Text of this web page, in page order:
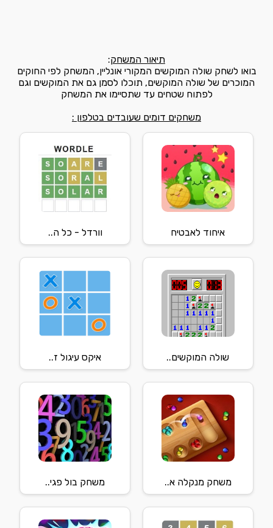
תיאור המשחק:
בואו לשחק שולה המוקשים המקורי אונליין, המשחק לפי החוקים
המוכרים של שולה המוקשים, תוכלו לסמן גם את המוקשים וגם
לפתוח שטחים עד שתסיימו את המשחק
משחקים דומים שעובדים בטלפון :
איחוד לאבטיח וורדל - כל ה..
שולה המוקשים.. איקס עיגול ז..
משחק מנקלה א.. משחק בול פגי..